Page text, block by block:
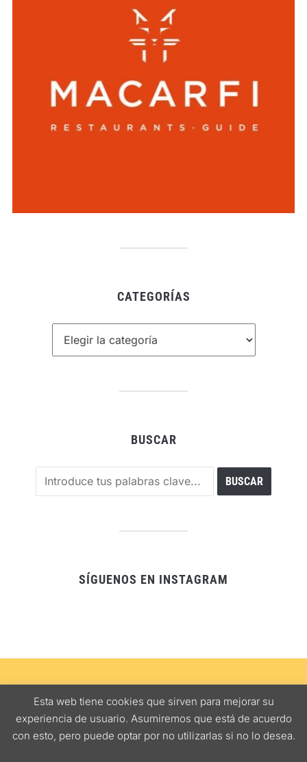
CATEGORÍAS
BUSCAR
SÍGUENOS EN INSTAGRAM
NOTAS DE INTERÉS
MAPA BARES
Esta web tiene cookies que sirven para mejorar su
experiencia de usuario. Asumiremos que está de acuerdo
con esto, pero puede optar por no utilizarlas si no lo desea.